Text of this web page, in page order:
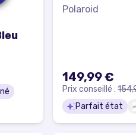
Polaroid
149,99 €
Prix conseillé :
Parfait état